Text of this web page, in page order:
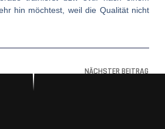
hin möchtest, weil die Qualität nicht
NÄCHSTER BEITRAG